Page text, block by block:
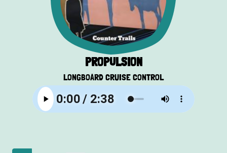
PROPULSION
LONGBOARD CRUISE CONTROL
Pagination